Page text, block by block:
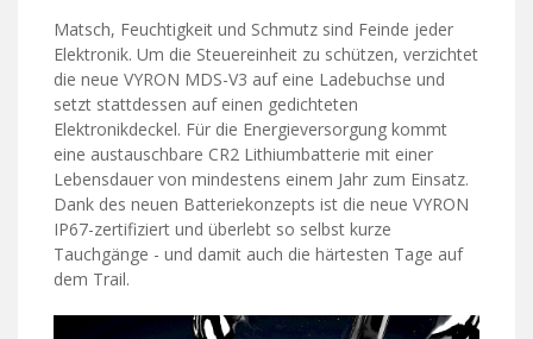
Matsch, Feuchtigkeit und Schmutz sind Feinde jeder
Elektronik. Um die Steuereinheit zu schützen, verzichtet
die neue VYRON MDS-V3 auf eine Ladebuchse und
setzt stattdessen auf einen gedichteten
Elektronikdeckel. Für die Energieversorgung kommt
eine austauschbare CR2 Lithiumbatterie mit einer
Lebensdauer von mindestens einem Jahr zum Einsatz.
Dank des neuen Batteriekonzepts ist die neue VYRON
IP67-zertifiziert und überlebt so selbst kurze
Tauchgänge - und damit auch die härtesten Tage auf
dem Trail.